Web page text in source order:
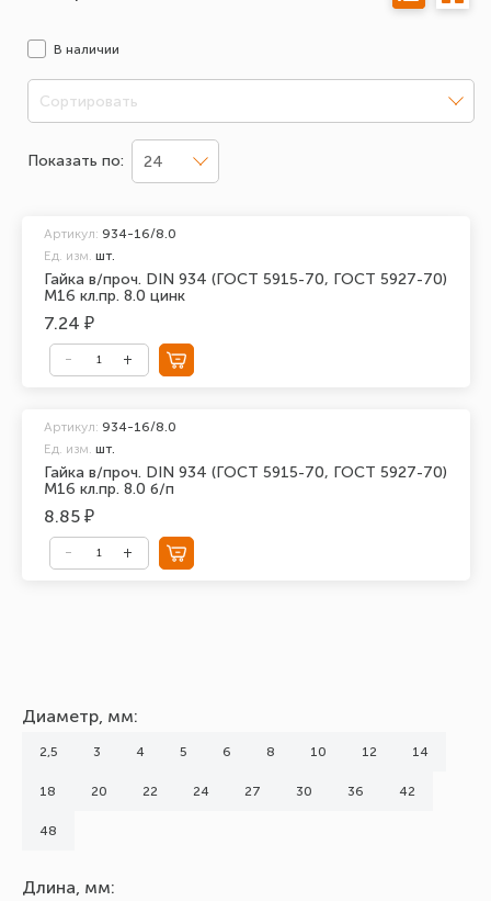
В наличии
Сортировать
Показать по: 24
Гайка в/проч. DIN 934 (ГОСТ 5915-70, ГОСТ 5927-70)
М16 кл.пр. 8.0 цинк
Артикул: 934-16/8.0
Ед. изм. шт.
7.24 ₽
Гайка в/проч. DIN 934 (ГОСТ 5915-70, ГОСТ 5927-70)
М16 кл.пр. 8.0 б/п
Артикул: 934-16/8.0
Ед. изм. шт.
8.85 ₽
Диаметр, мм:
2,5 3 4 5 6 8 10 12 14
18 20 22 24 27 30 36 42
48
Длина, мм: